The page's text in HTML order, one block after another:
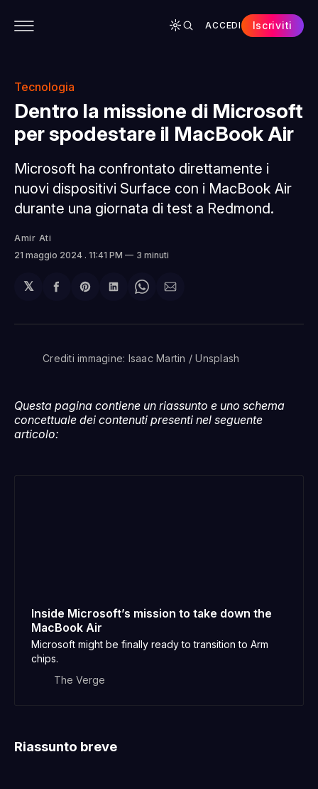
ACCEDI Iscriviti
Tecnologia
Dentro la missione di Microsoft
per spodestare il MacBook Air
Microsoft ha confrontato direttamente i
nuovi dispositivi Surface con i MacBook Air
durante una giornata di test a Redmond.
Amir Ati
21 maggio 2024 . 11:41 PM 3 minuti
𝕏
Condividi
Facebook
Share
Pinterest
Condividi
LinkedIn
Share
WhatsApp
Condividi
email
Crediti immagine: Isaac Martin / Unsplash
Questa pagina contiene un riassunto e uno schema
concettuale dei contenuti presenti nel seguente
articolo:
Inside Microsoft’s mission to take down the
MacBook Air
Microsoft might be finally ready to transition to Arm
chips.
The Verge
Riassunto breve